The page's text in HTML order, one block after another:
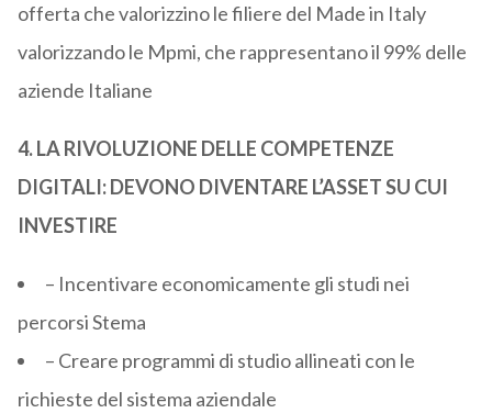
offerta che valorizzino le filiere del Made in Italy
valorizzando le Mpmi, che rappresentano il 99% delle
aziende Italiane
4. LA RIVOLUZIONE DELLE COMPETENZE
DIGITALI: DEVONO DIVENTARE L’ASSET SU CUI
INVESTIRE
– Incentivare economicamente gli studi nei
percorsi Stema
– Creare programmi di studio allineati con le
richieste del sistema aziendale